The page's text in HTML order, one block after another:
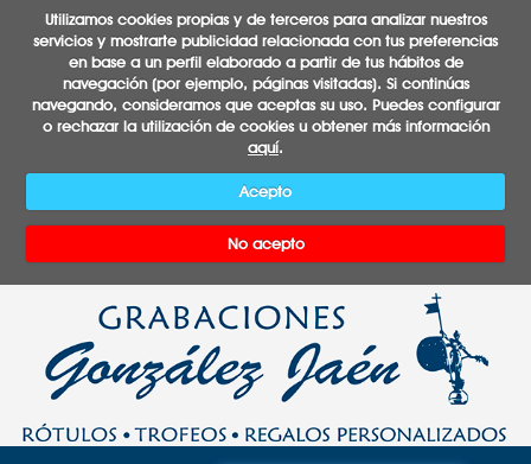
Utilizamos cookies propias y de terceros para analizar nuestros
servicios y mostrarte publicidad relacionada con tus preferencias
en base a un perfil elaborado a partir de tus hábitos de
navegación (por ejemplo, páginas visitadas). Si continúas
navegando, consideramos que aceptas su uso. Puedes configurar
o rechazar la utilización de cookies u obtener más información
aquí.
Acepto
No acepto